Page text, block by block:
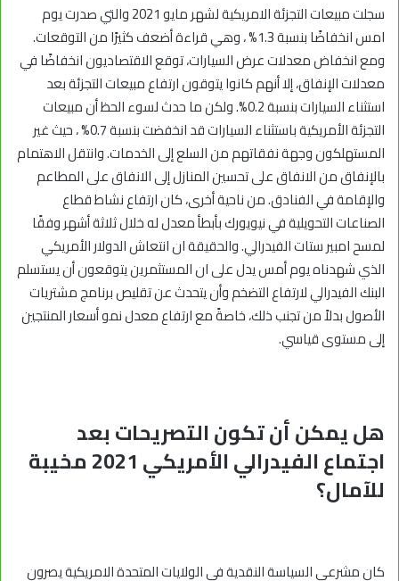
سجلت مبيعات التجزئة الامريكية لشهر مايو 2021 والتي صدرت يوم
امس انخفاضًا بنسبة 1.3% ، وهي قراءة أضعف كثيرًا من التوقعات.
ومع انخفاض معدلات عرض السيارات، توقع الاقتصاديون انخفاضًا في
معدلات الإنفاق، إلا أنهم كانوا يتوقون ارتفاع مبيعات التجزئة بعد
استثناء السيارات بنسبة 0.2%. ولكن ما حدث لسوء الحظ أن مبيعات
التجزئة الأمريكية باستثناء السيارات قد انخفضت بنسبة 0.7% ، حيث غير
المستهلكون وجهة نفقاتهم من السلع إلى الخدمات. وانتقل الاهتمام
بالإنفاق من الانفاق على تحسين المنازل إلى الانفاق على المطاعم
والإقامة في الفنادق. من ناحية أخرى، كان ارتفاع نشاط قطاع
الصناعات التحويلية في نيويورك بأبطأ معدل له خلال ثلاثة أشهر وفقًا
لمسح امبير ستات الفيدرالي. والحقيقة ان انتعاش الدولار الأمريكي
الذي شهدناه يوم أمس يدل على ان المستثمرين يتوقعون أن يستسلم
البنك الفيدرالي لارتفاع التضخم وأن يتحدث عن تقليص برنامج مشتريات
الأصول بدلاً من تجنب ذلك، خاصةً مع ارتفاع معدل نمو أسعار المنتجين
إلى مستوى قياسي.
هل يمكن أن تكون التصريحات بعد
اجتماع الفيدرالي الأمريكي 2021 مخيبة
للآمال؟
كان مشرعي السياسة النقدية في الولايات المتحدة الامريكية يصرون